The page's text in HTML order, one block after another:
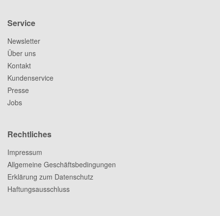
Service
Newsletter
Über uns
Kontakt
Kundenservice
Presse
Jobs
Rechtliches
Impressum
Allgemeine Geschäftsbedingungen
Erklärung zum Datenschutz
Haftungsausschluss